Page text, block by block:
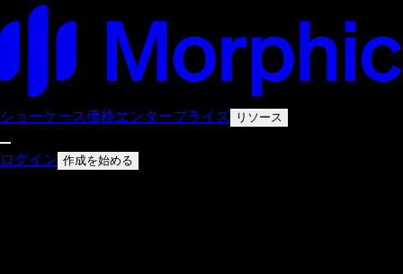
ショーケース価格エンタープライズ リソース
ログイン 作成を始める